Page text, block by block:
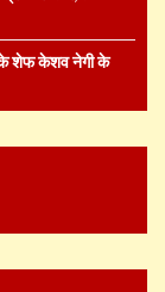
के शेफ केशव नेगी के